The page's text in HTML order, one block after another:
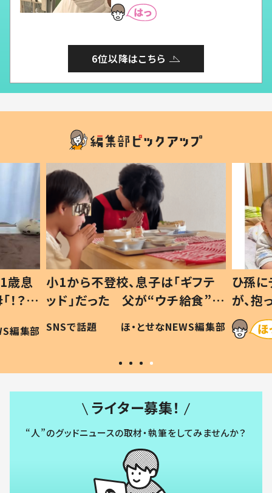
6位以降はこちら
歳息
？」
編集部
小1から不登校、息子は「ギフテ
ッド」だった 父が“ウチ給食”を
作り続ける理由とは #令和の親
#令和の子
SNSで話題 ほ・とせなNEWS編集部
ひ孫
が、
「涙が
い」
ライター募集！
“人”のグッドニュースの取材・執筆をしてみませんか？